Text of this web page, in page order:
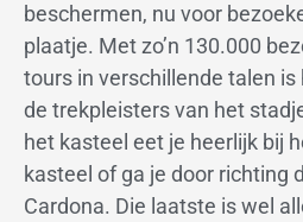
beschermen, nu voor
plaatje. Met zo’n 130.000
tours in verschillende talen
de trekpleisters van het
het kasteel eet je heerlijk bij
kasteel of ga je door richting
Cardona. Die laatste is wel